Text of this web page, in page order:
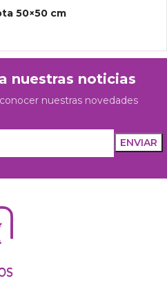
50×50 cm
nuestras noticias
nuestras novedades